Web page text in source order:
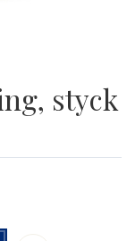
styck